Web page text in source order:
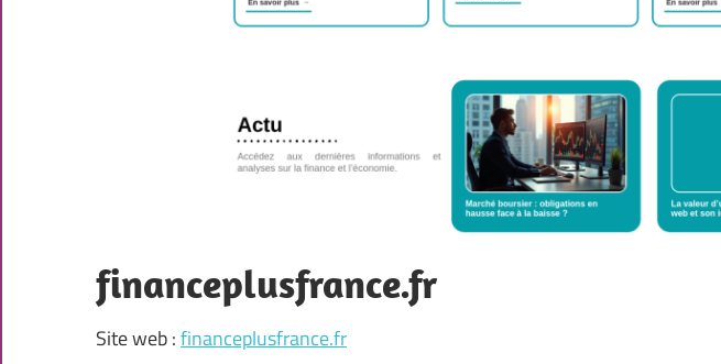
financeplusfrance.fr
Site web :financeplusfrance.fr